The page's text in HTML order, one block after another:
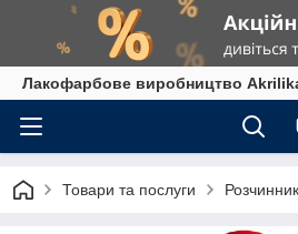
Лакофарбове виробництво
Товари та послуги